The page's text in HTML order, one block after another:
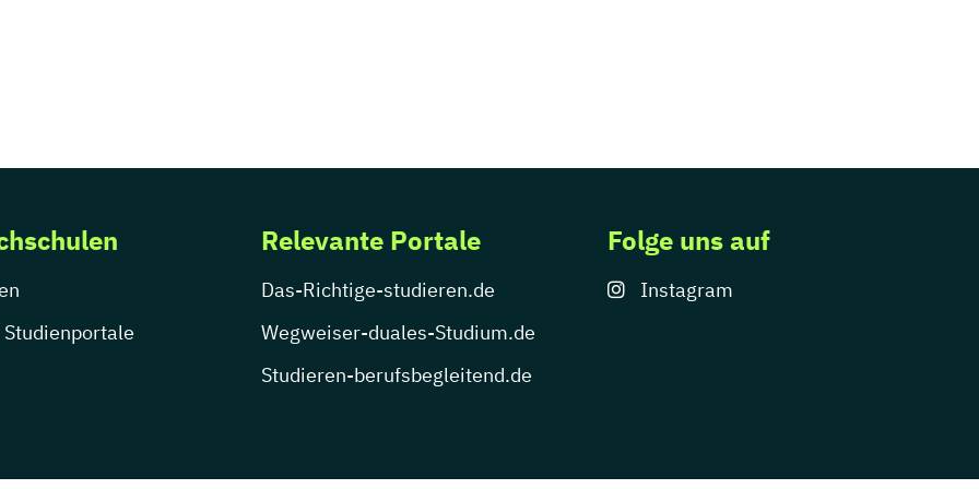
Relevante Portale
Das-Richtige-studieren.de
Wegweiser-duales-Studium.de
Studieren-berufsbegleitend.de
Folge uns auf
Instagram